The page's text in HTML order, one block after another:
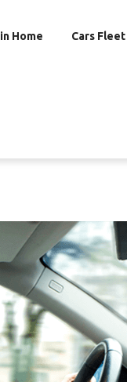
Home Cars Fleet